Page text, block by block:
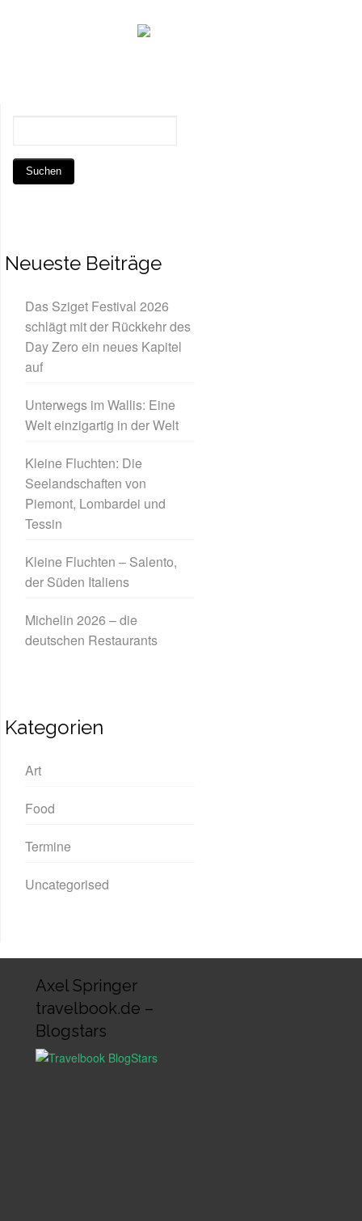
Neueste Beiträge
Das Sziget Festival 2026
schlägt mit der Rückkehr des
Day Zero ein neues Kapitel
auf
Unterwegs im Wallis: Eine
Welt einzigartig in der Welt
Kleine Fluchten: Die
Seelandschaften von
Piemont, Lombardei und
Tessin
Kleine Fluchten – Salento,
der Süden Italiens
Michelin 2026 – die
deutschen Restaurants
Kategorien
Art
Food
Termine
Uncategorised
Axel Springer
travelbook.de –
Blogstars